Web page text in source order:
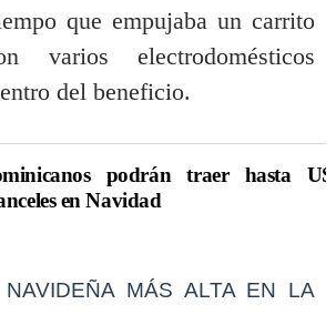
que empujaba un carrito
varios electrodomésticos
del beneficio.
podrán traer hasta
en Navidad
MÁS ALTA EN LA